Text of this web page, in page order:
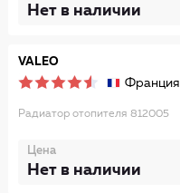
Нет в наличии
VALEO
Франция
Радиатор отопителя 812005
Цена
Нет в наличии